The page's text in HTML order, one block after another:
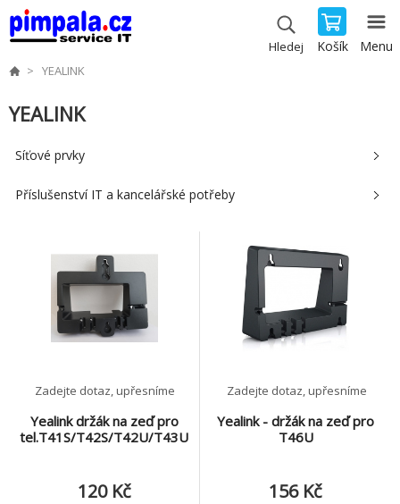
Hledej Košík Menu
YEALINK
YEALINK
Síťové prvky
Příslušenství IT a kancelářské potřeby
Yealink držák na zeď pro
tel.T41S/T42S/T42U/T43U
Zadejte dotaz, upřesníme
120 Kč
Yealink - držák na zeď pro
T46U
Zadejte dotaz, upřesníme
156 Kč